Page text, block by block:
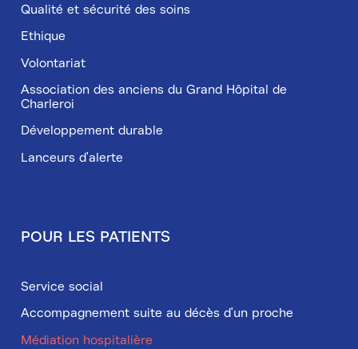
Qualité et sécurité des soins
Ethique
Volontariat
Association des anciens du Grand Hôpital de
Charleroi
Développement durable
Lanceurs d'alerte
POUR LES PATIENTS
Service social
Accompagnement suite au décès d'un proche
Médiation hospitalière